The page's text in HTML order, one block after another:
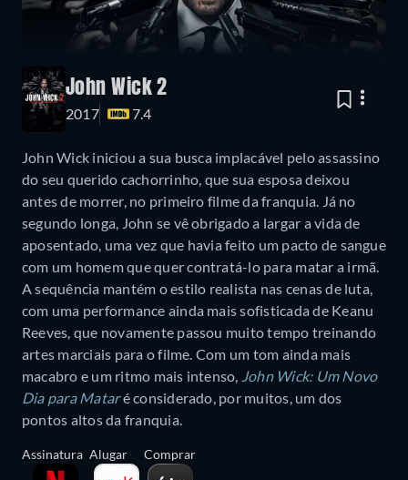
John Wick 2
2017 7.4
John Wick iniciou a sua busca implacável pelo assassino
do seu querido cachorrinho, que sua esposa deixou
antes de morrer, no primeiro filme da franquia. Já no
segundo longa, John se vê obrigado a largar a vida de
aposentado, uma vez que havia feito um pacto de sangue
com um homem que quer contratá-lo para matar a irmã.
A sequência mantém o estilo realista nas cenas de luta,
com uma performance ainda mais sofisticada de Keanu
Reeves, que novamente passou muito tempo treinando
artes marciais para o filme. Com um tom ainda mais
macabro e um ritmo mais intenso, John Wick: Um Novo
Dia para Mataré considerado, por muitos, um dos
pontos altos da franquia.
Assinatura Alugar Comprar